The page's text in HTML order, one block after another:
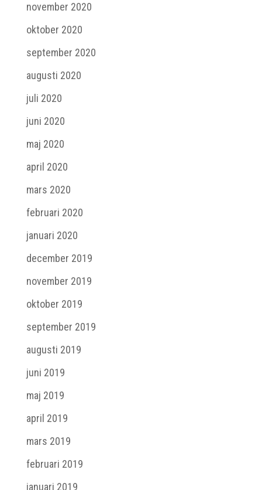
november 2020
oktober 2020
september 2020
augusti 2020
juli 2020
juni 2020
maj 2020
april 2020
mars 2020
februari 2020
januari 2020
december 2019
november 2019
oktober 2019
september 2019
augusti 2019
juni 2019
maj 2019
april 2019
mars 2019
februari 2019
januari 2019